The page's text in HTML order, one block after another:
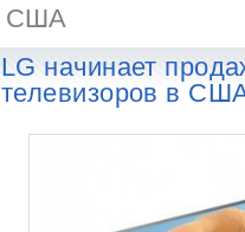
США
LG начинает
телевизоров в